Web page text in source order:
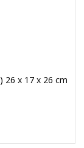
26 x 17 x 26 cm